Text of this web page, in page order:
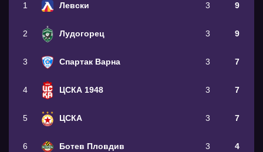
1 Левски 3 9
2 Лудогорец 3 9
3 Спартак Варна 3 7
4 ЦСКА 1948 3 7
5 ЦСКА 3 7
6 Ботев Пловдив 3 4